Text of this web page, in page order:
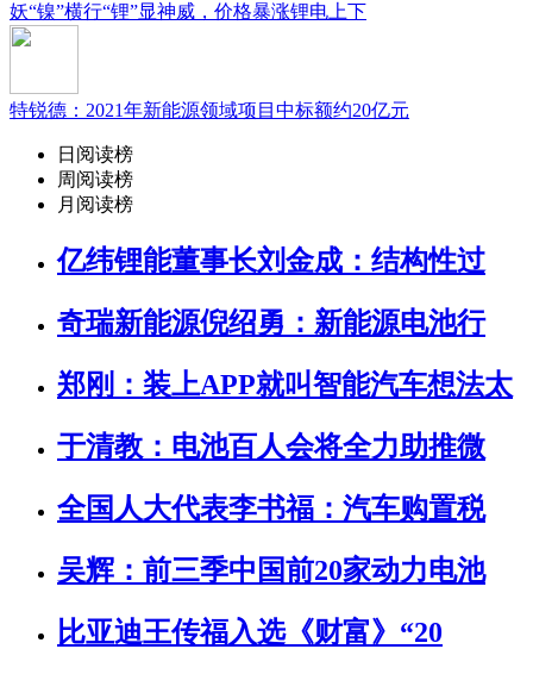
妖“镍”横行“锂”显神威，价格暴涨锂电上下
特锐德：2021年新能源领域项目中标额约20亿元
日阅读榜
周阅读榜
月阅读榜
亿纬锂能董事长刘金成：结构性过
奇瑞新能源倪绍勇：新能源电池行
郑刚：装上APP就叫智能汽车想法太
于清教：电池百人会将全力助推微
全国人大代表李书福：汽车购置税
吴辉：前三季中国前20家动力电池
比亚迪王传福入选《财富》“20